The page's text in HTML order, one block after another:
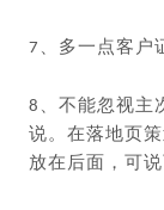
7、多一点客户
8、不能忽视主
说。在落地页
放在后面，可说